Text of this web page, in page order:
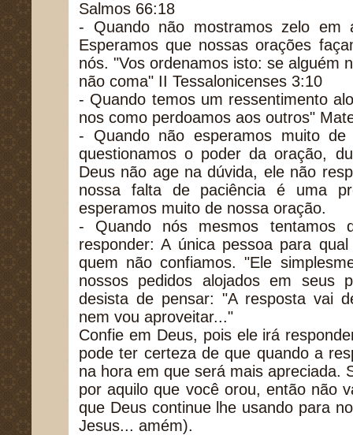
Salmos 66:18
- Quando não mostramos zelo em
Esperamos que nossas orações
nós. "Vos ordenamos isto: se alguém
não coma" II Tessalonicenses 3:10
- Quando temos um ressentimento
nos como perdoamos aos outros"
- Quando não esperamos muito de
questionamos o poder da oração,
Deus não age na dúvida, ele não
nossa falta de paciência é uma
esperamos muito de nossa oração.
- Quando nós mesmos tentamos
responder: A única pessoa para
quem não confiamos. "Ele
nossos pedidos alojados em seus
desista de pensar: "A resposta vai
nem vou aproveitar..."
Confie em Deus, pois ele irá
pode ter certeza de que quando a
na hora em que será mais apreciada.
por aquilo que você orou, então não
que Deus continue lhe usando para
Jesus... amém).